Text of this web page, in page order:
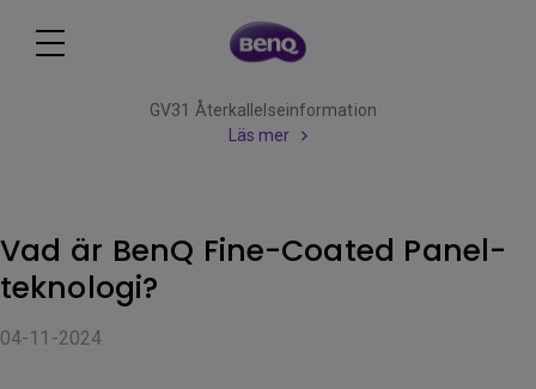
GV31 Återkallelseinformation
Läs mer
Vad är BenQ Fine-Coated Panel-
teknologi?
04-11-2024